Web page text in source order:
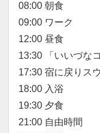
08:00 朝食
09:00 ワーク
12:00 昼食
13:30 「いいづな
17:30 宿に戻りス
18:00 入浴
19:30 夕食
21:00 自由時間